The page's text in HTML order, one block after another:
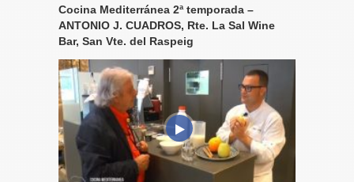
Cocina Mediterránea 2ª temporada –
ANTONIO J. CUADROS, Rte. La Sal Wine
Bar, San Vte. del Raspeig